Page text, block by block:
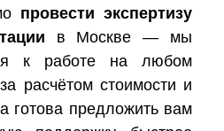
провести экспертизу
в Москве — мы
к работе на любом
расчётом стоимости и
готова предложить вам